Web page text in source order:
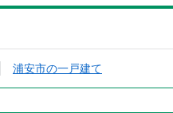
浦安市の一戸建て